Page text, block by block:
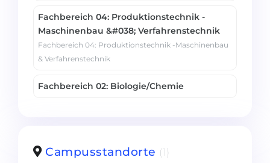
Fachbereich 04: Produktionstechnik -
Maschinenbau &#038; Verfahrenstechnik
Fachbereich 04: Produktionstechnik -Maschinenbau
& Verfahrenstechnik
Fachbereich 02: Biologie/Chemie
Campusstandorte (1)